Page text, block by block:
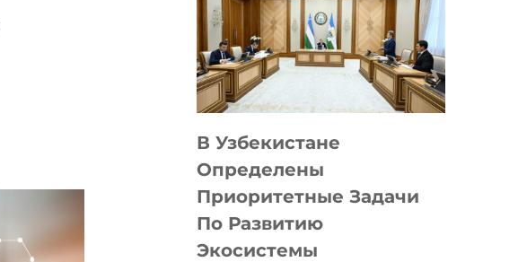
В Узбекистане
Определены
Приоритетные Задачи
По Развитию
Экосистемы